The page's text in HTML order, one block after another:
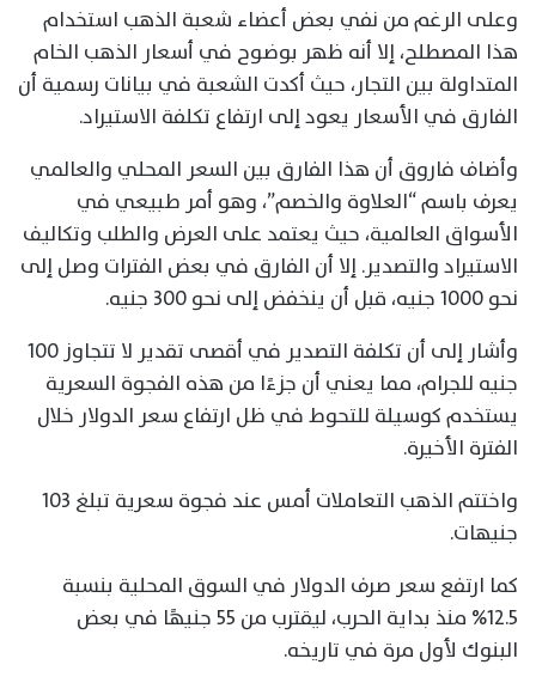
وعلى الرغم من نفي بعض أعضاء شعبة الذهب استخدام
هذا المصطلح، إلا أنه ظهر بوضوح في أسعار الذهب الخام
المتداولة بين التجار، حيث أكدت الشعبة في بيانات رسمية أن
الفارق في الأسعار يعود إلى ارتفاع تكلفة الاستيراد.
وأضاف فاروق أن هذا الفارق بين السعر المحلي والعالمي
يعرف باسم “العلاوة والخصم”، وهو أمر طبيعي في
الأسواق العالمية، حيث يعتمد على العرض والطلب وتكاليف
الاستيراد والتصدير. إلا أن الفارق في بعض الفترات وصل إلى
نحو 1000 جنيه، قبل أن ينخفض إلى نحو 300 جنيه.
وأشار إلى أن تكلفة التصدير في أقصى تقدير لا تتجاوز 100
جنيه للجرام، مما يعني أن جزءًا من هذه الفجوة السعرية
يستخدم كوسيلة للتحوط في ظل ارتفاع سعر الدولار خلال
الفترة الأخيرة.
واختتم الذهب التعاملات أمس عند فجوة سعرية تبلغ 103
جنيهات.
كما ارتفع سعر صرف الدولار في السوق المحلية بنسبة
12.5% منذ بداية الحرب، ليقترب من 55 جنيهًا في بعض
البنوك لأول مرة في تاريخه.